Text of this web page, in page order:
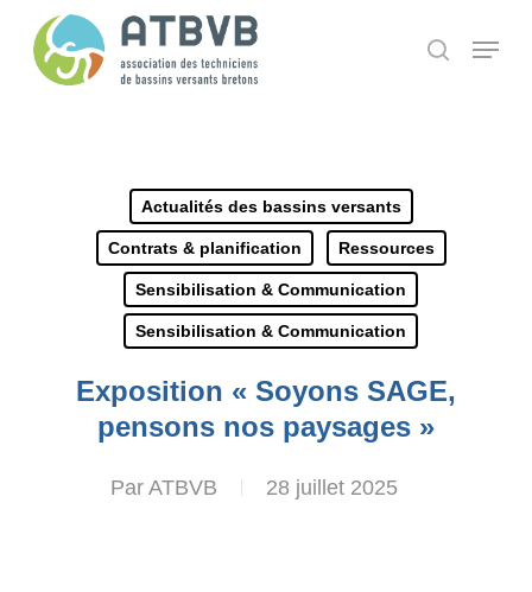
search
Menu
Actualités des bassins versants
Contrats & planification Ressources
Sensibilisation & Communication
Sensibilisation & Communication
Exposition « Soyons SAGE,
pensons nos paysages »
Par ATBVB 28 juillet 2025
Panneau de gestion des cookies